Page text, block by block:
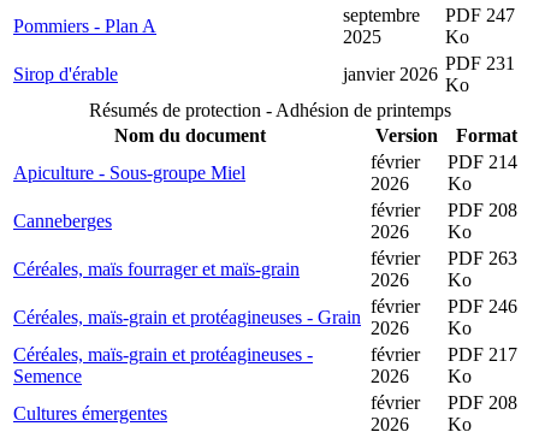
Pommiers - Plan A
septembre
2025
PDF 247
Ko
Sirop d'érable
janvier 2026
PDF 231
Ko
Résumés de protection - Adhésion de printemps
Nom du document
Version
Format
Apiculture - Sous-groupe Miel
février
2026
PDF 214
Ko
Canneberges
février
2026
PDF 208
Ko
Céréales, maïs fourrager et maïs-grain
février
2026
PDF 263
Ko
Céréales, maïs-grain et protéagineuses - Grain
février
2026
PDF 246
Ko
Céréales, maïs-grain et protéagineuses -
Semence
février
2026
PDF 217
Ko
Cultures émergentes
février
2026
PDF 208
Ko